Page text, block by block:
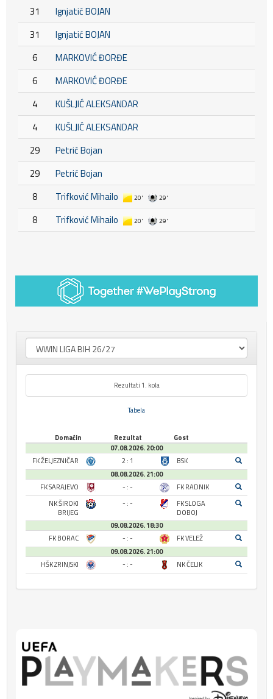
31
Ignjatić BOJAN
31
Ignjatić BOJAN
6
MARKOVIĆ ĐORĐE
6
MARKOVIĆ ĐORĐE
4
KUŠLJIĆ ALEKSANDAR
4
KUŠLJIĆ ALEKSANDAR
29
Petrić Bojan
29
Petrić Bojan
8
Trifković Mihailo 20' 29'
8 Trifković Mihailo 20' 29'
Rezultati 1. kola
Tabela
Domaćin Rezultat
Gost
07.08.2026. 20:00
FK ŽELJEZNIČAR
2 : 1
BSK
08.08.2026. 21:00
FK SARAJEVO
- : -
FK RADNIK
NK ŠIROKI
BRIJEG
- : -
FK SLOGA
DOBOJ
09.08.2026. 18:30
FK BORAC
- : -
FK VELEŽ
09.08.2026. 21:00
HŠK ZRINJSKI
- : - NK ČELIK